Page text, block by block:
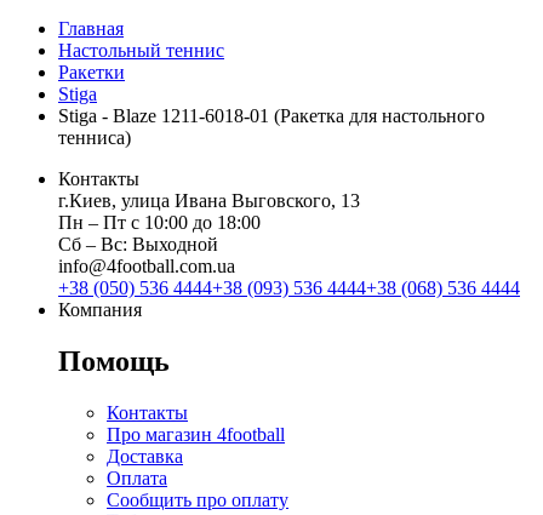
Главная
Настольный теннис
Ракетки
Stiga
Stiga - Blaze 1211-6018-01 (Ракетка для настольного
тенниса)
Контакты
г.Киев, улица Ивана Выговского, 13
Пн ‒ Пт с 10:00 до 18:00
Сб ‒ Вс: Выходной
info@4football.com.ua
+38 (050) 536 4444+38 (093) 536 4444+38 (068) 536 4444
Компания
Помощь
Контакты
Про магазин 4football
Доставка
Оплата
Сообщить про оплату